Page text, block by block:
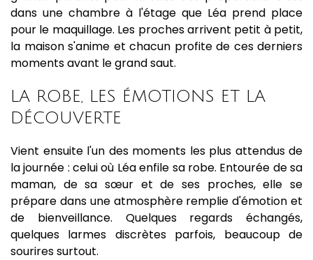
dans une chambre à l'étage que Léa prend place
pour le maquillage. Les proches arrivent petit à petit,
la maison s'anime et chacun profite de ces derniers
moments avant le grand saut.
LA ROBE, LES ÉMOTIONS ET LA
DÉCOUVERTE
Vient ensuite l'un des moments les plus attendus de
la journée : celui où Léa enfile sa robe. Entourée de sa
maman, de sa sœur et de ses proches, elle se
prépare dans une atmosphère remplie d'émotion et
de bienveillance. Quelques regards échangés,
quelques larmes discrètes parfois, beaucoup de
sourires surtout.